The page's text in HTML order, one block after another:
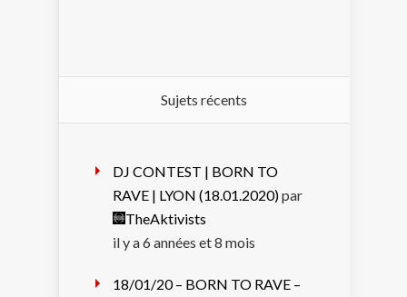
Sujets récents
DJ CONTEST | BORN TO
RAVE | LYON (18.01.2020)par
TheAktivists
il y a 6 années et 8 mois
18/01/20 – BORN TO RAVE –